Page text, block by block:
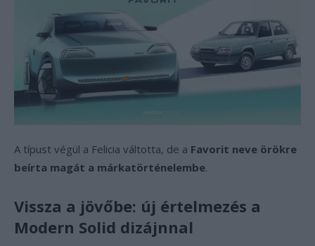
A típust végül a Felicia váltotta, de a Favorit neve örökre
beírta magát a márkatörténelembe.
Vissza a jövőbe: új értelmezés a
Modern Solid dizájnnal